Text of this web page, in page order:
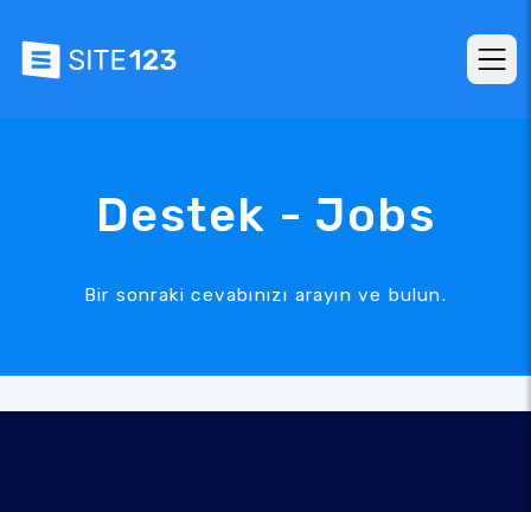
Destek - Jobs
Bir sonraki cevabınızı arayın ve bulun.